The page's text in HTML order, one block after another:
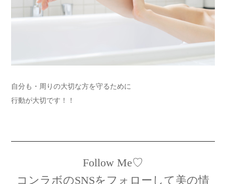
自分も・周りの大切な方を守るために
行動が大切です！！
Follow Me♡
コンラボのSNSをフォローして美の情